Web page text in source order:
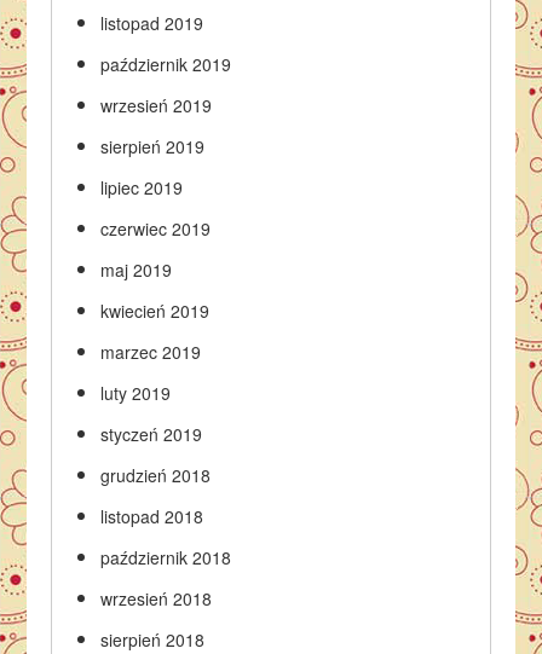
listopad 2019
październik 2019
wrzesień 2019
sierpień 2019
lipiec 2019
czerwiec 2019
maj 2019
kwiecień 2019
marzec 2019
luty 2019
styczeń 2019
grudzień 2018
listopad 2018
październik 2018
wrzesień 2018
sierpień 2018